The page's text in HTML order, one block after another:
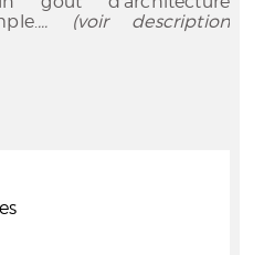
... (voir description